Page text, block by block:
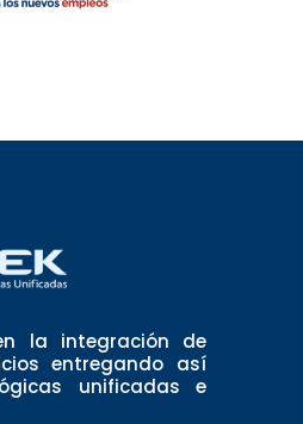
la integración de
entregando así
unificadas e